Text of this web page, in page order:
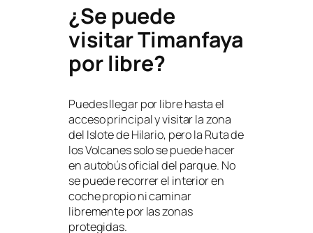
¿Se puede
visitar Timanfaya
por libre?
Puedes llegar por libre hasta el
acceso principal y visitar la zona
del Islote de Hilario, pero la Ruta de
los Volcanes solo se puede hacer
en autobús oficial del parque. No
se puede recorrer el interior en
coche propio ni caminar
libremente por las zonas
protegidas.